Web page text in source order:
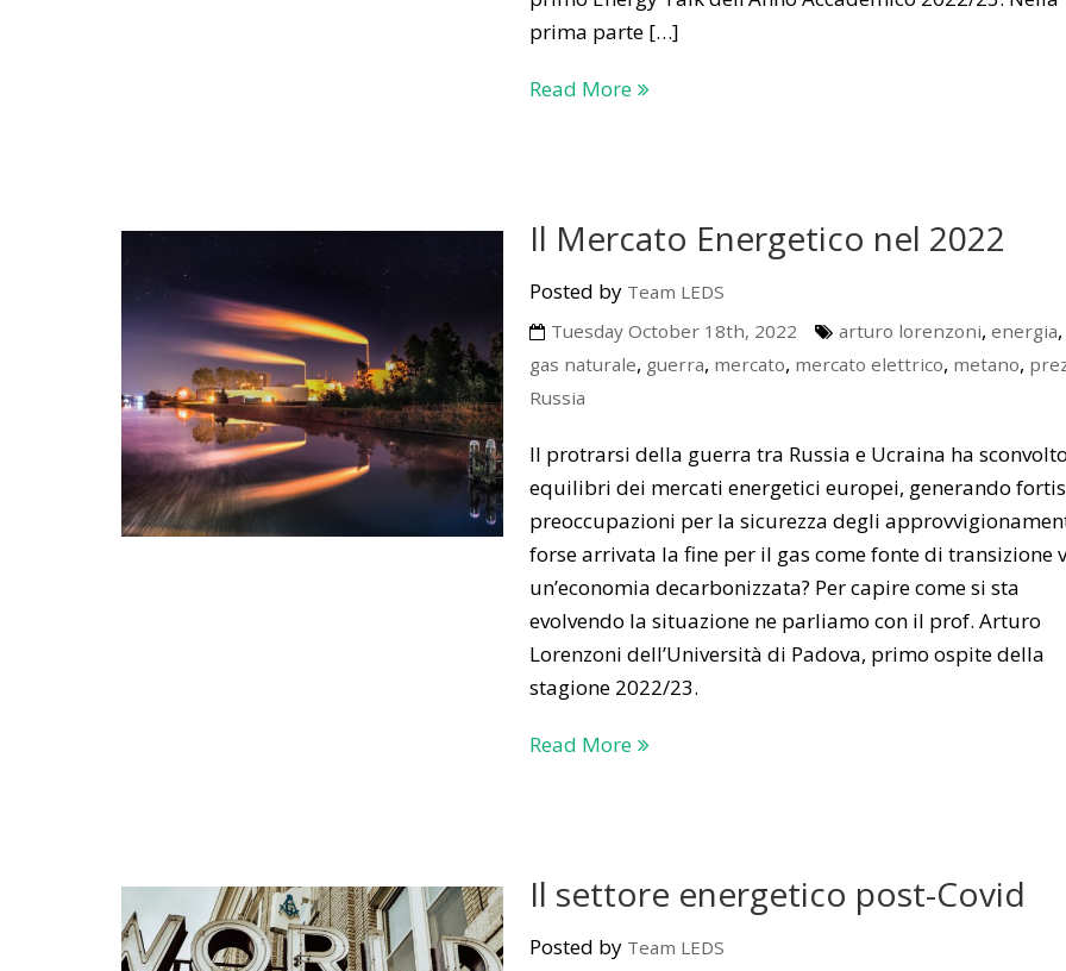
prima parte […]
Read More
Il Mercato Energetico nel 2022
Posted by Team LEDS
Tuesday October 18th, 2022
arturo lorenzoni, energia,
gas naturale, guerra, mercato, mercato elettrico, metano,
Russia
Il protrarsi della guerra tra Russia e Ucraina ha
equilibri dei mercati energetici europei, generando
preoccupazioni per la sicurezza degli
forse arrivata la fine per il gas come fonte di transizione
un’economia decarbonizzata? Per capire come si sta
evolvendo la situazione ne parliamo con il prof. Arturo
Lorenzoni dell’Università di Padova, primo ospite della
stagione 2022/23.
Read More
Il settore energetico post-Covid
Posted by Team LEDS